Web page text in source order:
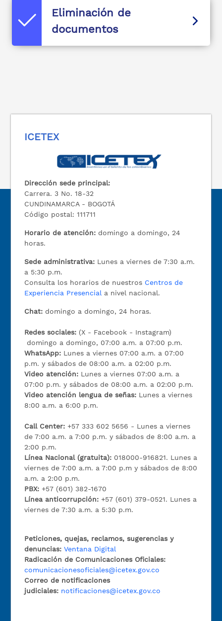
Eliminación de
documentos
ICETEX
Dirección sede principal:
Carrera. 3 No. 18-32
CUNDINAMARCA - BOGOTÁ
Código postal: 111711
Horario de atención: domingo a domingo, 24
horas.
Sede administrativa: Lunes a viernes de 7:30 a.m.
a 5:30 p.m.
Consulta los horarios de nuestros Centros de
Experiencia Presencial a nivel nacional.
Chat: domingo a domingo, 24 horas.
Redes sociales: (X - Facebook - Instagram)
domingo a domingo, 07:00 a.m. a 07:00 p.m.
WhatsApp: Lunes a viernes 07:00 a.m. a 07:00
p.m. y sábados de 08:00 a.m. a 02:00 p.m.
Video atención: Lunes a viernes 07:00 a.m. a
07:00 p.m. y sábados de 08:00 a.m. a 02:00 p.m.
Video atención lengua de señas: Lunes a viernes
8:00 a.m. a 6:00 p.m.
Call Center:+57 333 602 5656 - Lunes a viernes
de 7:00 a.m. a 7:00 p.m. y sábados de 8:00 a.m. a
2:00 p.m.
Línea Nacional (gratuita): 018000-916821. Lunes a
viernes de 7:00 a.m. a 7:00 p.m y sábados de 8:00
a.m. a 2:00 p.m.
PBX:+57 (601) 382-1670
Línea anticorrupción:+57 (601) 379-0521. Lunes a
viernes de 7:30 a.m. a 5:30 p.m.
Peticiones, quejas, reclamos, sugerencias y
denuncias: Ventana Digital
Radicación de Comunicaciones Oficiales:
comunicacionesoficiales@icetex.gov.co
Correo de notificaciones
judiciales: notificaciones@icetex.gov.co